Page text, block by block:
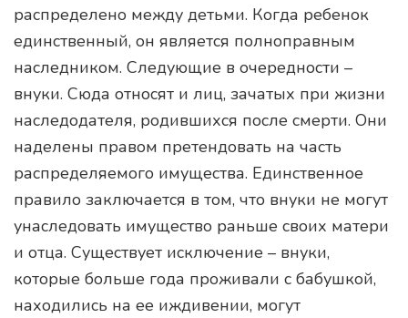
распределено между детьми. Когда ребенок
единственный, он является полноправным
наследником. Следующие в очередности –
внуки. Сюда относят и лиц, зачатых при жизни
наследодателя, родившихся после смерти. Они
наделены правом претендовать на часть
распределяемого имущества. Единственное
правило заключается в том, что внуки не могут
унаследовать имущество раньше своих матери
и отца. Существует исключение – внуки,
которые больше года проживали с бабушкой,
находились на ее иждивении, могут